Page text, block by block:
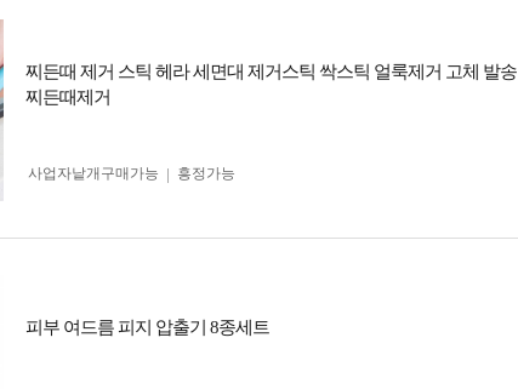
찌든때 제거 스틱 헤라 세면대 제거스틱 싹스틱 얼룩제거 고체 발송
찌든때제거
사업자 낱개구매가능 흥정가능
피부 여드름 피지 압출기 8종세트